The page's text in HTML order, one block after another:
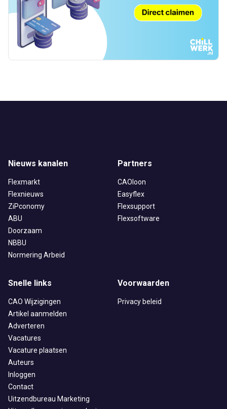
Nieuws kanalen
Flexmarkt
Flexnieuws
ZiPconomy
ABU
Doorzaam
NBBU
Normering Arbeid
Partners
CAOloon
Easyflex
Flexsupport
Flexsoftware
Snelle links
CAO Wijzigingen
Artikel aanmelden
Adverteren
Vacatures
Vacature plaatsen
Auteurs
Inloggen
Contact
Uitzendbureau Marketing
Voorwaarden
Privacy beleid